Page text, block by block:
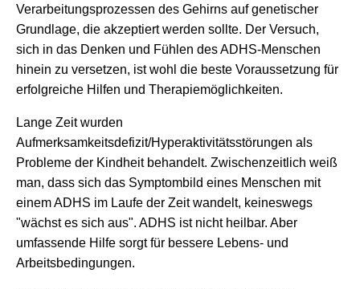
Verarbeitungsprozessen des Gehirns auf genetischer
Grundlage, die akzeptiert werden sollte. Der Versuch,
sich in das Denken und Fühlen des ADHS-Menschen
hinein zu versetzen, ist wohl die beste Voraussetzung für
erfolgreiche Hilfen und Therapiemöglichkeiten.
Lange Zeit wurden
Aufmerksamkeitsdefizit/Hyperaktivitätsstörungen als
Probleme der Kindheit behandelt. Zwischenzeitlich weiß
man, dass sich das Symptombild eines Menschen mit
einem ADHS im Laufe der Zeit wandelt, keineswegs
"wächst es sich aus". ADHS ist nicht heilbar. Aber
umfassende Hilfe sorgt für bessere Lebens- und
Arbeitsbedingungen.